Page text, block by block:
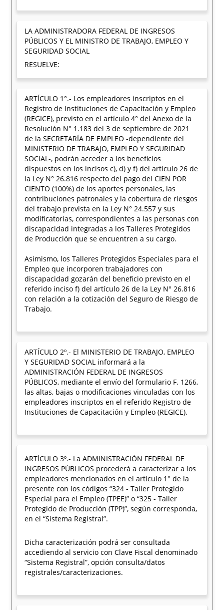
LA ADMINISTRADORA FEDERAL DE INGRESOS
PÚBLICOS Y EL MINISTRO DE TRABAJO, EMPLEO Y
SEGURIDAD SOCIAL
RESUELVE:
ARTÍCULO 1°.- Los empleadores inscriptos en el
Registro de Instituciones de Capacitación y Empleo
(REGICE), previsto en el artículo 4° del Anexo de la
Resolución N° 1.183 del 3 de septiembre de 2021
de la SECRETARÍA DE EMPLEO -dependiente del
MINISTERIO DE TRABAJO, EMPLEO Y SEGURIDAD
SOCIAL-, podrán acceder a los beneficios
dispuestos en los incisos c), d) y f) del artículo 26 de
la Ley N° 26.816 respecto del pago del CIEN POR
CIENTO (100%) de los aportes personales, las
contribuciones patronales y la cobertura de riesgos
del trabajo prevista en la Ley N° 24.557 y sus
modificatorias, correspondientes a las personas con
discapacidad integradas a los Talleres Protegidos
de Producción que se encuentren a su cargo.
Asimismo, los Talleres Protegidos Especiales para el
Empleo que incorporen trabajadores con
discapacidad gozarán del beneficio previsto en el
referido inciso f) del artículo 26 de la Ley N° 26.816
con relación a la cotización del Seguro de Riesgo de
Trabajo.
ARTÍCULO 2º.- El MINISTERIO DE TRABAJO, EMPLEO
Y SEGURIDAD SOCIAL informará a la
ADMINISTRACIÓN FEDERAL DE INGRESOS
PÚBLICOS, mediante el envío del formulario F. 1266,
las altas, bajas o modificaciones vinculadas con los
empleadores inscriptos en el referido Registro de
Instituciones de Capacitación y Empleo (REGICE).
ARTÍCULO 3º.- La ADMINISTRACIÓN FEDERAL DE
INGRESOS PÚBLICOS procederá a caracterizar a los
empleadores mencionados en el artículo 1° de la
presente con los códigos “324 - Taller Protegido
Especial para el Empleo (TPEE)” o “325 - Taller
Protegido de Producción (TPP)”, según corresponda,
en el “Sistema Registral”.
Dicha caracterización podrá ser consultada
accediendo al servicio con Clave Fiscal denominado
“Sistema Registral”, opción consulta/datos
registrales/caracterizaciones.